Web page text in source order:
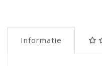
Informatie